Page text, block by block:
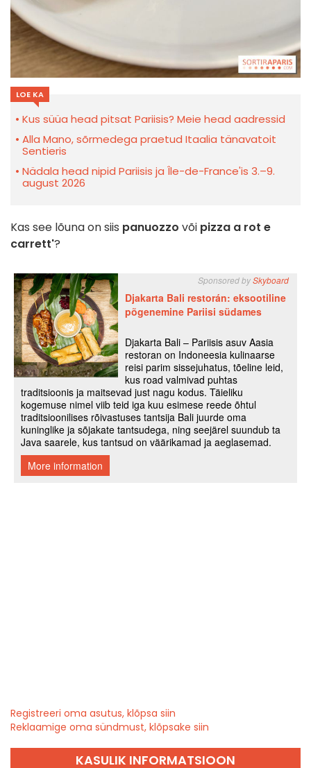
LOE KA
Kus süüa head pitsat Pariisis? Meie head aadressid
Alla Mano, sõrmedega praetud Itaalia tänavatoit
Sentieris
Nädala head nipid Pariisis ja Île-de-France'is 3.–9.
august 2026
Kas see lõuna on siis panuozzo või pizza a rot e
carrett'?
Registreeri oma asutus, klõpsa siin
Reklaamige oma sündmust, klõpsake siin
KASULIK INFORMATSIOON